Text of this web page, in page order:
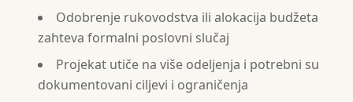
Odobrenje rukovodstva ili alokacija budžeta
zahteva formalni poslovni slučaj
Projekat utiče na više odeljenja i potrebni su
dokumentovani ciljevi i ograničenja